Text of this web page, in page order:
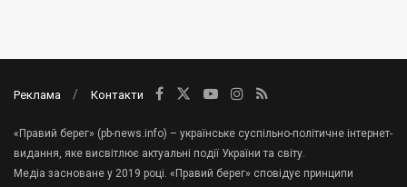
Реклама Контакти
«Правий берег» (pb-news.info) – українське суспільно-політичне інтернет-
видання, яке висвітлює актуальні події України та світу.
Медіа засноване у 2019 році. «Правий берег» сповідує принципи